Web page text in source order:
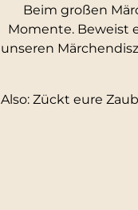
Beim großen
Momente. Beweist
unseren
Also: Zückt eure